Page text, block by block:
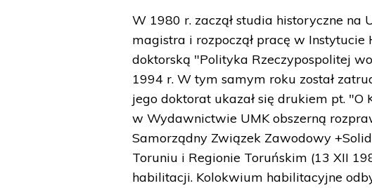
W 1980 r. zaczął studia historyczne na
magistra i rozpoczął pracę w
doktorską "Polityka Rzeczypospolitej
1994 r. W tym samym roku został
jego doktorat ukazał się drukiem pt.
w Wydawnictwie UMK obszerną
Samorządny Związek Zawodowy
Toruniu i Regionie Toruńskim (13 XII
habilitacji. Kolokwium habilitacyjne